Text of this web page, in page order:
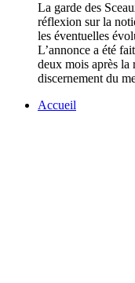
La garde des
réflexion sur la
les éventuelles
L’annonce a été
deux mois après la
discernement du
Accueil